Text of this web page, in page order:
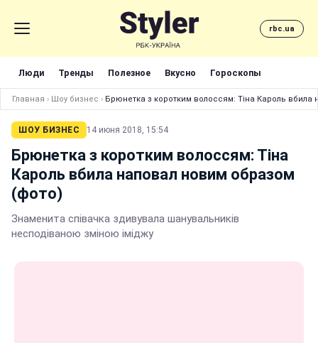
rbc.ua
Люди Тренды Полезное Вкусно Гороскопы
Главная › Шоу бизнес › Брюнетка з коротким волоссям: Тіна Кароль
ШОУ БИЗНЕС 14 июня 2018, 15:54
Брюнетка з коротким волоссям: Тіна
Кароль вбила наповал новим образом
(фото)
Знаменита співачка здивувала шанувальників
несподіваною зміною іміджу